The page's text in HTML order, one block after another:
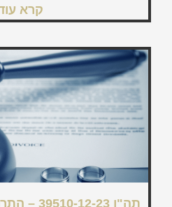
קרא
תה"ן